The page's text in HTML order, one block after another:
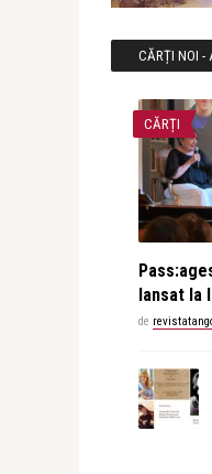
CĂRȚI NOI -
CĂRȚI
lansat la
de